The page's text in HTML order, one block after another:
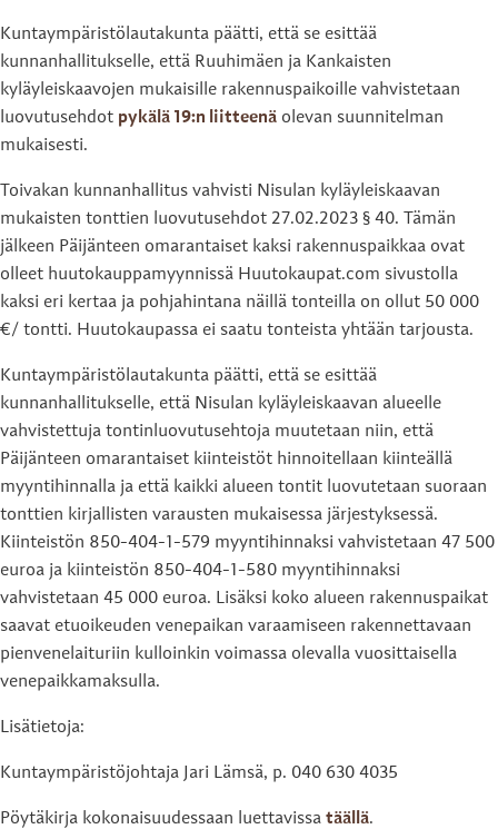
Kuntaympäristölautakunta päätti, että se esittää
kunnanhallitukselle, että Ruuhimäen ja Kankaisten
kyläyleiskaavojen mukaisille rakennuspaikoille vahvistetaan
luovutusehdot pykälä 19:n liitteenä olevan suunnitelman
mukaisesti.
Toivakan kunnanhallitus vahvisti Nisulan kyläyleiskaavan
mukaisten tonttien luovutusehdot 27.02.2023 § 40. Tämän
jälkeen Päijänteen omarantaiset kaksi rakennuspaikkaa ovat
olleet huutokauppamyynnissä Huutokaupat.com sivustolla
kaksi eri kertaa ja pohjahintana näillä tonteilla on ollut 50 000
€/ tontti. Huutokaupassa ei saatu tonteista yhtään tarjousta.
Kuntaympäristölautakunta päätti, että se esittää
kunnanhallitukselle, että Nisulan kyläyleiskaavan alueelle
vahvistettuja tontinluovutusehtoja muutetaan niin, että
Päijänteen omarantaiset kiinteistöt hinnoitellaan kiinteällä
myyntihinnalla ja että kaikki alueen tontit luovutetaan suoraan
tonttien kirjallisten varausten mukaisessa järjestyksessä.
Kiinteistön 850-404-1-579 myyntihinnaksi vahvistetaan 47 500
euroa ja kiinteistön 850-404-1-580 myyntihinnaksi
vahvistetaan 45 000 euroa. Lisäksi koko alueen rakennuspaikat
saavat etuoikeuden venepaikan varaamiseen rakennettavaan
pienvenelaituriin kulloinkin voimassa olevalla vuosittaisella
venepaikkamaksulla.
Lisätietoja:
Kuntaympäristöjohtaja Jari Lämsä, p. 040 630 4035
Pöytäkirja kokonaisuudessaan luettavissa täällä.